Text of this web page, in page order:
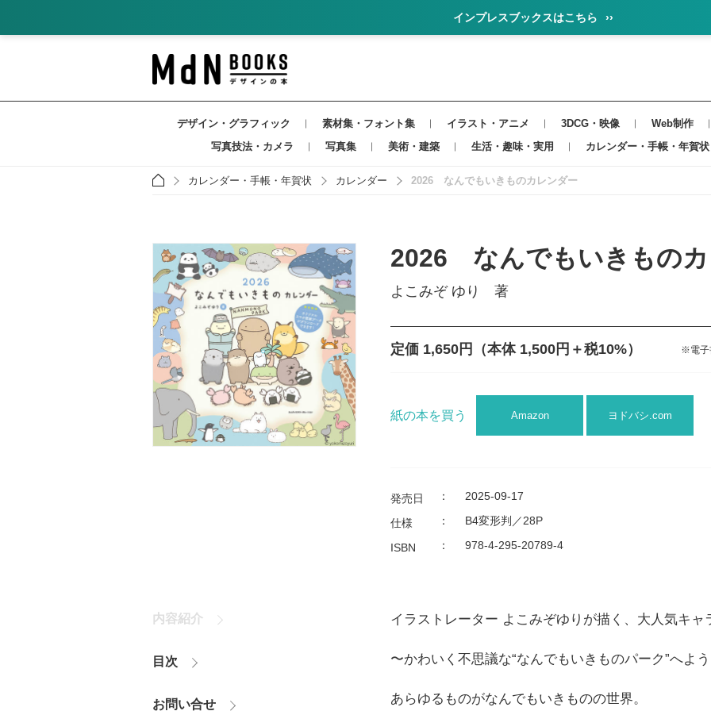
インプレスブックスはこちら ››
デザイン・グラフィック 素材集・フォント集 イラスト・アニメ 3DCG・映像 Web制作
写真技法・カメラ
写真集 美術・建築 生活・趣味・実用 カレンダー・手帳・年賀状
カレンダー・手帳・年賀状 カレンダー 2026 なんでもいきものカレンダー
2026 なんでもいきものカ
よこみぞ ゆり 著
定価 1,650円 （本体 1,500円＋税10%） ※電子
紙の本を買う Amazon ヨドバシ.com
発売日 ： 2025-09-17
仕様 ： B4変形判／28P
ISBN ： 978-4-295-20789-4
内容紹介
目次
お問い合せ
イラストレーター よこみぞゆりが描く、大人気キャ
〜かわいく不思議な“なんでもいきものパーク”へよ
あらゆるものがなんでもいきものの世界。